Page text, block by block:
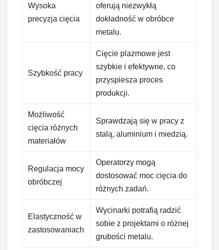
Wysoka
precyzja cięcia
oferują niezwykłą
dokładność w obróbce
metalu.
Szybkość pracy
Cięcie plazmowe jest
szybkie i efektywne, co
przyspiesza proces
produkcji.
Możliwość
cięcia różnych
materiałów
Sprawdzają się w pracy z
stalą, aluminium i miedzią.
Regulacja mocy
obróbczej
Operatorzy mogą
dostosować moc cięcia do
różnych zadań.
Elastyczność w
zastosowaniach
Wycinarki potrafią radzić
sobie z projektami o różnej
grubości metalu.